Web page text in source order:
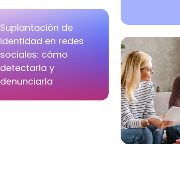
Suplantación de
identidad en redes
sociales: cómo
detectarla y
denunciarla